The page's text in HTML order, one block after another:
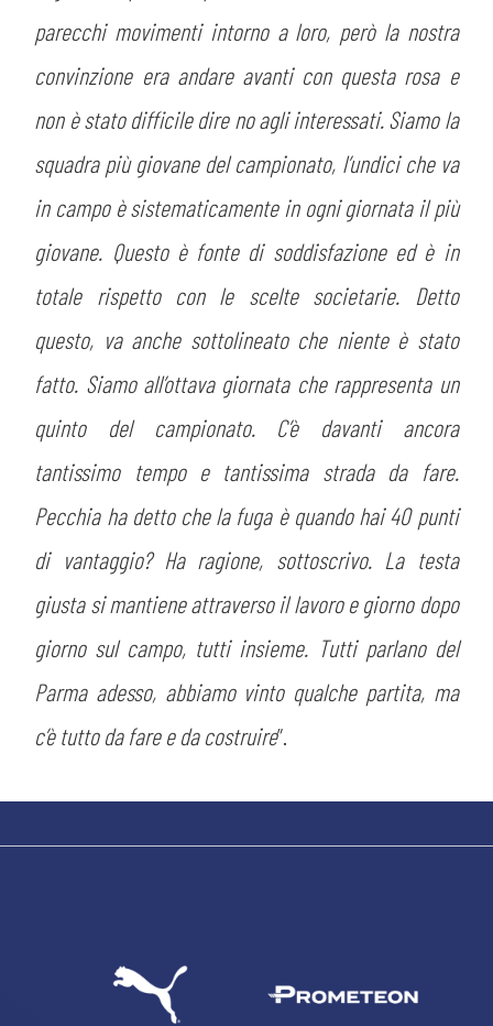
parecchi movimenti intorno a loro, però la nostra
convinzione era andare avanti con questa rosa e
non è stato difficile dire no agli interessati. Siamo la
squadra più giovane del campionato, l’undici che va
in campo è sistematicamente in ogni giornata il più
giovane. Questo è fonte di soddisfazione ed è in
totale rispetto con le scelte societarie. Detto
questo, va anche sottolineato che niente è stato
fatto. Siamo all’ottava giornata che rappresenta un
quinto del campionato. C’è davanti ancora
tantissimo tempo e tantissima strada da fare.
Pecchia ha detto che la fuga è quando hai 40 punti
di vantaggio? Ha ragione, sottoscrivo. La testa
giusta si mantiene attraverso il lavoro e giorno dopo
giorno sul campo, tutti insieme. Tutti parlano del
Parma adesso, abbiamo vinto qualche partita, ma
c’è tutto da fare e da costruire”.
sempre abilitati